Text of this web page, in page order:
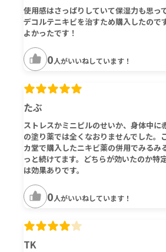
使用感はさっぱりしていて保湿力も思っ
デコルテニキビを治すため購入したので
よかったです！
0人がいいねしています！
たぶ
ストレスかミニピルのせいか、身体中に
の塗り薬では全くなおりませんでした。
カ堂で購入したニキビ薬の併用でみるみ
っと続けてます。どちらが効いたのか特
は効果ありです。
0人がいいねしています！
TK